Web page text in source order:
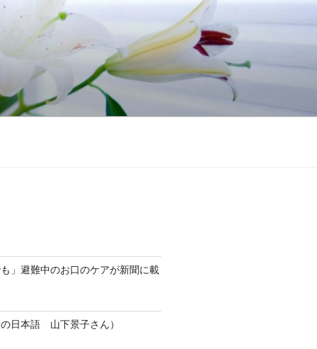
も」避難中のお口のケアが新聞に載
日本語 山下景子さん）